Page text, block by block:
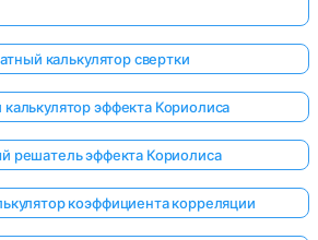
калькулятор свертки
эффекта Кориолиса
решатель эффекта Кориолиса
коэффициента корреляции